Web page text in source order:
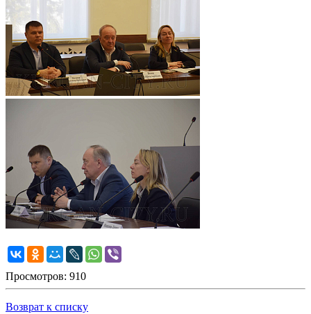
Просмотров: 910
Возврат к списку